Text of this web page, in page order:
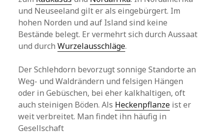
und Neuseeland gilt er als eingebürgert. Im
hohen Norden und auf Island sind keine
Bestände belegt. Er vermehrt sich durch Aussaat
und durchWurzelausschläge.
Der Schlehdorn bevorzugt sonnige Standorte an
Weg- und Waldrändern und felsigen Hängen
oder in Gebüschen, bei eher kalkhaltigen, oft
auch steinigen Böden. Als Heckenpflanze ist er
weit verbreitet. Man findet ihn häufig in
Gesellschaft